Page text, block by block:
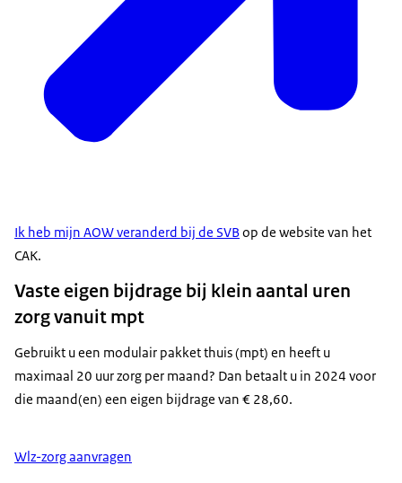
Ik heb mijn AOW veranderd bij de SVBop de website van het
CAK.
Vaste eigen bijdrage bij klein aantal uren
zorg vanuit mpt
Gebruikt u een modulair pakket thuis (mpt) en heeft u
maximaal 20 uur zorg per maand? Dan betaalt u in 2024 voor
die maand(en) een eigen bijdrage van € 28,60.
Wlz-zorg aanvragen